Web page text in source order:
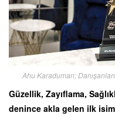
Ahu Karaduman;
Güzellik, Zayıflama,
denince akla gelen ilk